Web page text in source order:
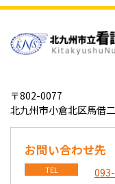
〒802-0077
北九州市小倉北区馬借
お問い合わせ先
TEL